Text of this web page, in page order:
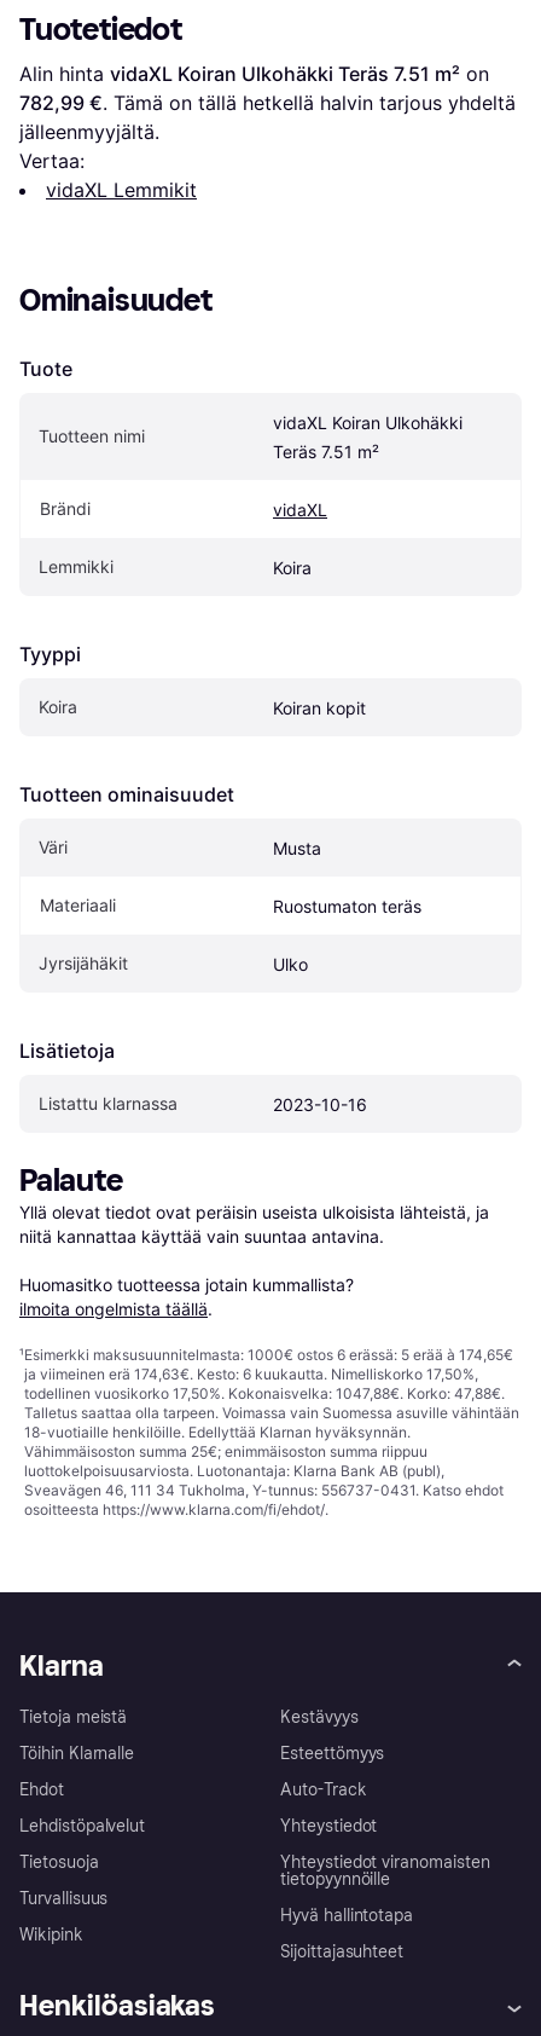
Tuotetiedot
Alin hinta vidaXL Koiran Ulkohäkki Teräs 7.51 m²
782,99 €. Tämä on tällä hetkellä halvin tarjous yhdeltä
jälleenmyyjältä.
Vertaa:
vidaXL Lemmikit
Ominaisuudet
Tuote
Tuotteen nimi
vidaXL Koiran Ulkohäkki
Teräs 7.51 m²
Brändi vidaXL
Lemmikki Koira
Tyyppi
Koira Koiran kopit
Tuotteen ominaisuudet
Väri Musta
Materiaali Ruostumaton teräs
Jyrsijähäkit Ulko
Lisätietoja
Listattu klarnassa 2023-10-16
Palaute
Yllä olevat tiedot ovat peräisin useista ulkoisista lähteistä, ja
niitä kannattaa käyttää vain suuntaa antavina.
Huomasitko tuotteessa jotain kummallista?
ilmoita ongelmista täällä.
¹Esimerkki maksusuunnitelmasta: 1000€ ostos 6 erässä: 5 erää à 174,65€
ja viimeinen erä 174,63€. Kesto: 6 kuukautta. Nimelliskorko 17,50%,
todellinen vuosikorko 17,50%. Kokonaisvelka: 1047,88€. Korko: 47,88€.
Talletus saattaa olla tarpeen. Voimassa vain Suomessa asuville vähintään
18-vuotiaille henkilöille. Edellyttää Klarnan hyväksynnän.
Vähimmäisoston summa 25€; enimmäisoston summa riippuu
luottokelpoisuusarviosta. Luotonantaja: Klarna Bank AB (publ),
Sveavägen 46, 111 34 Tukholma, Y-tunnus: 556737-0431. Katso ehdot
osoitteesta https://www.klarna.com/fi/ehdot/.
Klarna
Tietoja meistä
Töihin Klarnalle
Ehdot
Lehdistöpalvelut
Tietosuoja
Turvallisuus
Wikipink
Kestävyys
Esteettömyys
Auto-Track
Yhteystiedot
Yhteystiedot viranomaisten
tietopyynnöille
Hyvä hallintotapa
Sijoittajasuhteet
Henkilöasiakas